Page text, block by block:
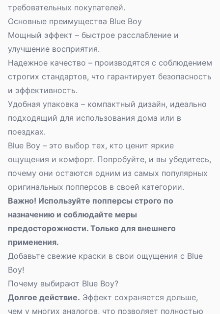
требовательных покупателей.
Основные преимущества Blue Boy
Мощный эффект – быстрое расслабление и
улучшение восприятия.
Надежное качество – производятся с соблюдением
строгих стандартов, что гарантирует безопасность
и эффективность.
Удобная упаковка – компактный дизайн, идеально
подходящий для использования дома или в
поездках.
Blue Boy – это выбор тех, кто ценит яркие
ощущения и комфорт. Попробуйте, и вы убедитесь,
почему они остаются одним из самых популярных
оригинальных попперсов в своей категории.
Важно! Используйте попперсы строго по
назначению и соблюдайте меры
предосторожности. Только для внешнего
применения.
Добавьте свежие краски в свои ощущения с Blue
Boy!
Почему выбирают Blue Boy?
Долгое действие. Эффект сохраняется дольше,
чем у многих аналогов, что позволяет полностью